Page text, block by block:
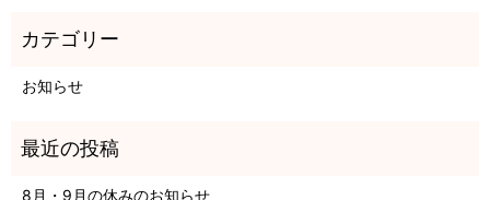
お知らせ
8月・9月の休みのお知らせ